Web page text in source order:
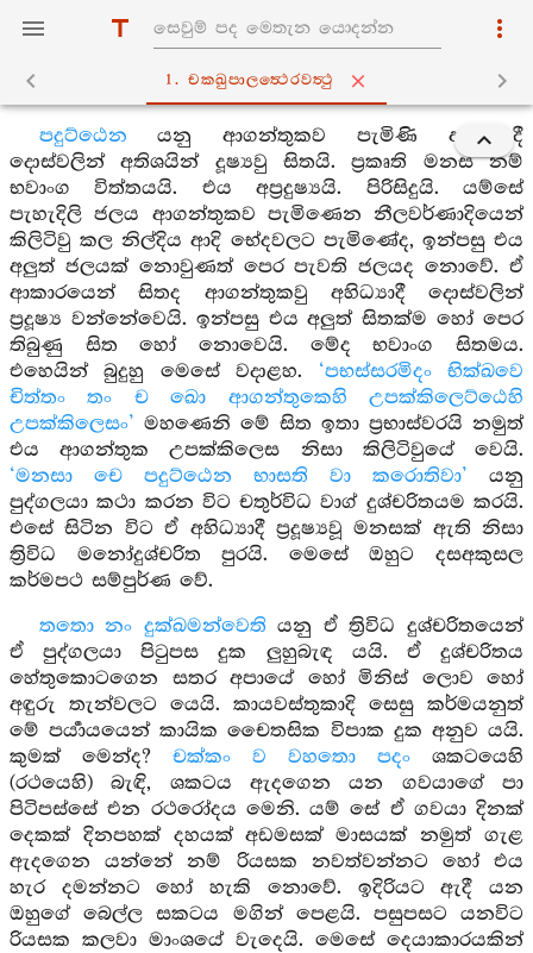
1. චක‍්ඛුපාලත්‍ථෙරවත්‍ථු
පදුට්ඨෙනයනු ආගන්තුකව පැමිණි අහිධ්‍යාදී
දොස්වලින් අතිශයින් දූෂ්‍යවු සිතයි. ප්‍රකෘති මනස නම්
භවාංග විත්තයයි. එය අප්‍රදුෂ්‍යයි. පිරිසිදුයි. යම්සේ
පැහැදිලි ජලය ආගන්තුකව පැමිණෙන නීලවර්ණාදියෙන්
කිලිටිවු කල නිල්දිය ආදි භේදවලට පැමිණේද, ඉන්පසු එය
අලුත් ජලයක් නොවුණත් පෙර පැවති ජලයද නොවේ. ඒ
ආකාරයෙන් සිතද ආගන්තුකවු අහිධ්‍යාදී දොස්වලින්
ප්‍රදූෂ්‍ය වන්නේවෙයි. ඉන්පසු එය අලුත් සිතක්ම හෝ පෙර
තිබුණු සිත හෝ නොවෙයි. මේද භවාංග සිතමය.
එහෙයින් බුදුහු මෙසේ වදාළහ. ‘පභස්සරමිදං භික්ඛවෙ
චිත්තං තං ච ඛො ආගන්තුකෙහි උපක්කිලෙට්ඨෙහි
උපක්කිලෙසං’ මහණෙනි මේ සිත ඉතා ප්‍රභාස්වරයි නමුත්
එය ආගන්තුක උපක්කිලෙස නිසා කිලිටිවුයේ වෙයි.
‘මනසා චෙ පදුට්ඨෙන භාසති වා කරොතිවා’ යනු
පුද්ගලයා කථා කරන විට චතුර්විධ වාග් දුශ්චරිතයම කරයි.
එසේ සිටින විට ඒ අහිධ්‍යාදී ප්‍රදූෂ්‍යවූ මනසක් ඇති නිසා
ත්‍රිවිධ මනෝදුශ්චරිත පුරයි. මෙසේ ඔහුට දසඅකුසල
කර්මපථ සම්පුර්ණ වේ.
තතො නං දුක්ඛමන්වෙතියනු ඒ ත්‍රිවිධ දුශ්චරිතයෙන්
ඒ පුද්ගලයා පිටුපස දුක ලුහුබැඳ යයි. ඒ දුශ්චරිතය
හේතුකොටගෙන සතර අපායේ හෝ මිනිස් ලොව හෝ
අඳුරු තැන්වලට යෙයි. කායවස්තුකාදි සෙසු කර්මයනුත්
මේ පර්‍යායයෙන් කායික චෛතසික විපාක දුක අනුව යයි.
කුමක් මෙන්ද? චක්කං ව වහතො පදං ශකටයෙහි
(රථයෙහි) බැඳි, ශකටය ඇදගෙන යන ගවයාගේ පා
පිටිපස්සේ එන රථරෝදය මෙනි. යම් සේ ඒ ගවයා දිනක්
දෙකක් දිනපහක් දහයක් අඩමසක් මාසයක් නමුත් ගැළ
ඇදගෙන යන්නේ නම් රියසක නවත්වන්නට හෝ එය
හැර දමන්නට හෝ හැකි නොවේ. ඉදිරියට ඇදී යන
ඔහුගේ බෙල්ල සකටය මගින් පෙළයි. පසුපසට යනවිට
රියසක කලවා මාංශයේ වැදෙයි. මෙසේ දෙයාකාරයකින්